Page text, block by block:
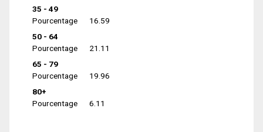
35 - 49
Pourcentage
16.59
50 - 64
Pourcentage
21.11
65 - 79
Pourcentage
19.96
80+
Pourcentage
6.11